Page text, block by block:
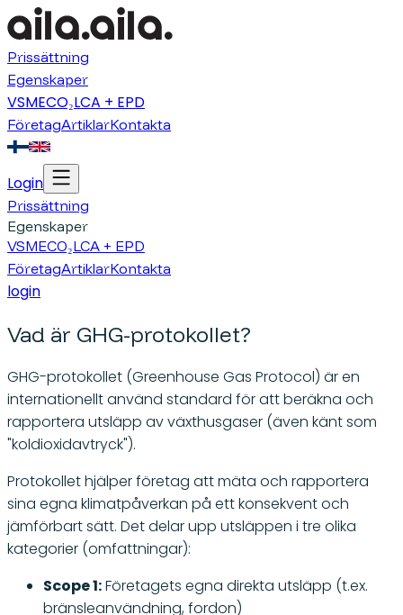
Prissättning
Egenskaper
VSMECO₂LCA + EPD
FöretagArtiklarKontakta
Login
Prissättning
Egenskaper
VSMECO₂LCA + EPD
FöretagArtiklarKontakta
login
Vad är GHG-protokollet?
GHG-protokollet (Greenhouse Gas Protocol) är en
internationellt använd standard för att beräkna och
rapportera utsläpp av växthusgaser (även känt som
"koldioxidavtryck").
Protokollet hjälper företag att mäta och rapportera
sina egna klimatpåverkan på ett konsekvent och
jämförbart sätt. Det delar upp utsläppen i tre olika
kategorier (omfattningar):
Scope 1:Företagets egna direkta utsläpp (t.ex.
bränsleanvändning, fordon)